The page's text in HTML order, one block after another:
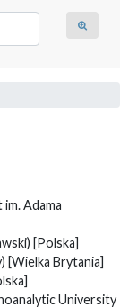
Adama
[Polska]
[Wielka Brytania]
University